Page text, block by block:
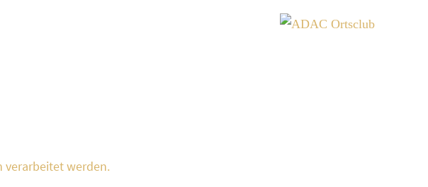
verarbeitet werden.